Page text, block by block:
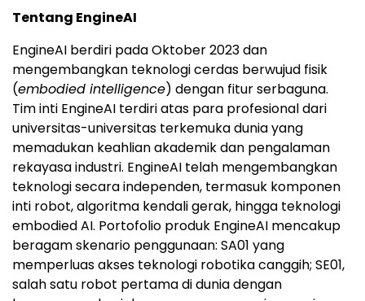
Tentang EngineAI
EngineAI berdiri pada Oktober 2023 dan
mengembangkan teknologi cerdas berwujud fisik
(embodied intelligence) dengan fitur serbaguna.
Tim inti EngineAI terdiri atas para profesional dari
universitas-universitas terkemuka dunia yang
memadukan keahlian akademik dan pengalaman
rekayasa industri. EngineAI telah mengembangkan
teknologi secara independen, termasuk komponen
inti robot, algoritma kendali gerak, hingga teknologi
embodied AI. Portofolio produk EngineAI mencakup
beragam skenario penggunaan: SA01 yang
memperluas akses teknologi robotika canggih; SE01,
salah satu robot pertama di dunia dengan